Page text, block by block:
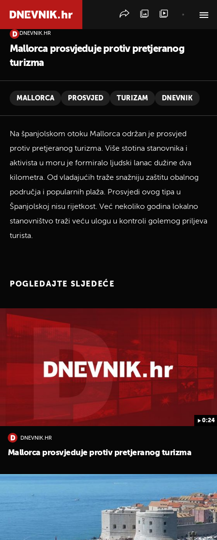
DNEVNIK.HR
Mallorca prosvjeduje protiv pretjeranog
turizma
MALLORCA PROSVJED TURIZAM DNEVNIK
Na španjolskom otoku Mallorca održan je prosvjed
protiv pretjeranog turizma. Više stotina stanovnika i
aktivista u moru je formiralo ljudski lanac dužine dva
kilometra. Od vladajućih traže snažniju zaštitu obalnog
područja i popularnih plaža. Prosvjedi ovog tipa u
Španjolskoj nisu rijetkost. Već nekoliko godina lokalno
stanovništvo traži veću ulogu u kontroli golemog priljeva
turista.
POGLEDAJTE SLJEDEĆE
0:24
DNEVNIK.HR
Mallorca prosvjeduje protiv pretjeranog turizma
PRETRAŽITE VIJESTI